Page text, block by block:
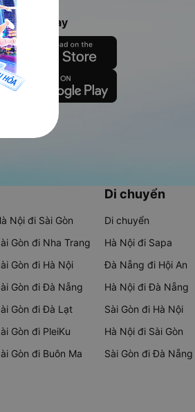
nhất.
ngay
Nội đi Sài Gòn
Gòn đi Nha Trang
Gòn đi Hà Nội
Gòn đi Đà Nẵng
Gòn đi Đà Lạt
Gòn đi PleiKu
Gòn đi Buôn Ma
Di chuyển
Di chuyển
Hà Nội đi Sapa
Đà Nẵng đi Hội An
Hà Nội đi Đà Nẵng
Sài Gòn đi Hà Nội
Hà Nội đi Sài Gòn
Sài Gòn đi Đà Nẵng